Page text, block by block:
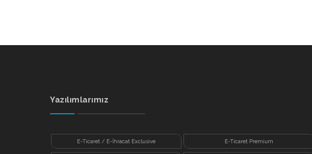
Yazılımlarımız
E-Ticaret / E-İhracat Exclusive E-Ticaret Premium